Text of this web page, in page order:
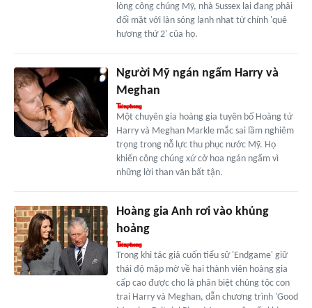
lòng công chúng Mỹ, nhà Sussex lại đang phải
đối mặt với làn sóng lạnh nhạt từ chính 'quê
hương thứ 2' của họ.
Người Mỹ ngán ngẩm Harry và
Meghan
Một chuyên gia hoàng gia tuyên bố Hoàng tử
Harry và Meghan Markle mắc sai lầm nghiêm
trọng trong nỗ lực thu phục nước Mỹ. Họ
khiến công chúng xứ cờ hoa ngán ngẩm vì
những lời than vãn bất tận.
Hoàng gia Anh rơi vào khủng
hoảng
Trong khi tác giả cuốn tiểu sử 'Endgame' giữ
thái độ mập mờ về hai thành viên hoàng gia
cấp cao được cho là phân biệt chủng tộc con
trai Harry và Meghan, dẫn chương trình 'Good